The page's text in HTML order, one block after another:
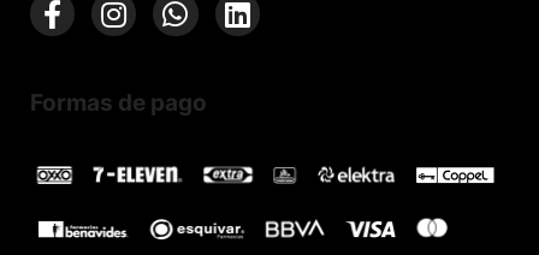
Formas de pago